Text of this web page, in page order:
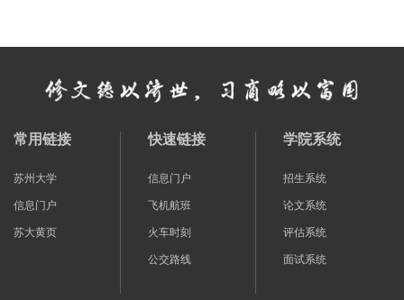
常用链接
苏州大学
信息门户
苏大黄页
快速链接
信息门户
飞机航班
火车时刻
公交路线
学院系统
招生系统
论文系统
评估系统
面试系统